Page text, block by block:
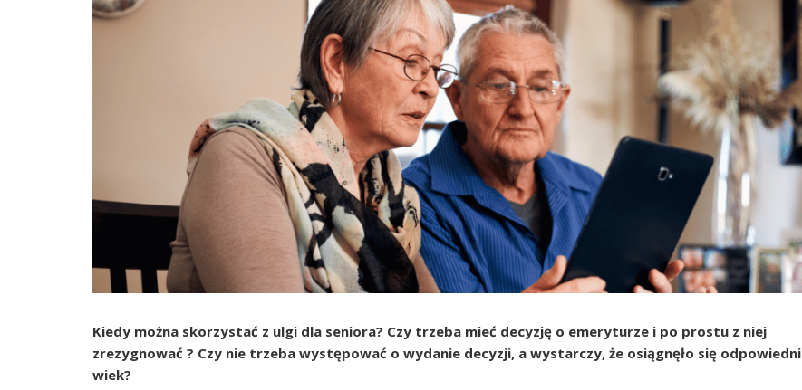
Kiedy można skorzystać z ulgi dla seniora? Czy trzeba mieć decyzję o emeryturze i po prostu z niej
zrezygnować ? Czy nie trzeba występować o wydanie decyzji, a wystarczy, że osiągnęło się odpowiedni
wiek?